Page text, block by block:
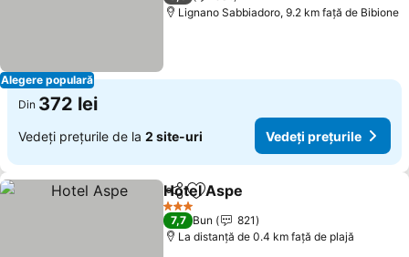
Alegere populară
Lignano Sabbiadoro, 9.2 km faţă de Bibione
Din 372 lei
Vedeți prețurile de la 2 site-uri Vedeți prețurile
DistribuițiAdăugaţi la favorite
Hotel Aspe
3 Stele
7,7 Bun
821
La distanță de 0.4 km față de plajă